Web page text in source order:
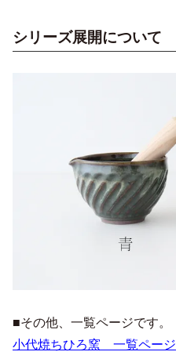
シリーズ展開について
■その他、一覧ページです。
小代焼ちひろ窯 一覧ページ